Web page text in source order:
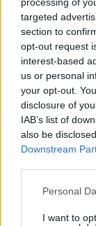
targeted
section to
opt-out request
interest-based
us or personal
your opt-out.
disclosure of
IAB’s list of
also be
Downstream
Please note
not limited to
Personal
I want to
Občine: Prevalje
Kategorije:
Ključne besede:
popolna zapora
Več iz kraja